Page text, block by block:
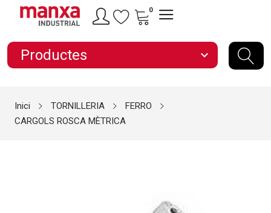
0
Productes expand_more
Inici TORNILLERIA
FERRO
CARGOLS ROSCA MÈTRICA